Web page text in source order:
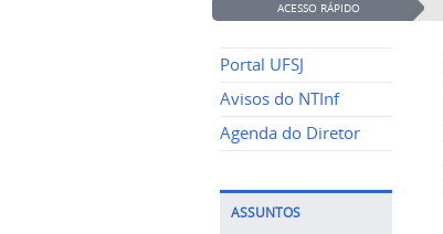
ACESSO RÁPIDO
Portal UFSJ
Avisos do NTInf
Agenda do Diretor
ASSUNTOS